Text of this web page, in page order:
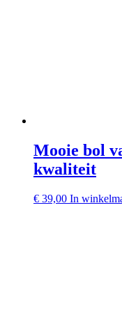
Mooie bol
kwaliteit
€ 39,00 In